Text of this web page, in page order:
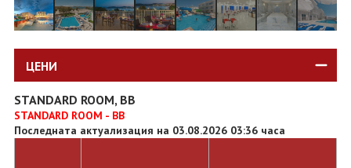
ЦЕНИ
STANDARD ROOM, BB
STANDARD ROOM - BB
Последната актуализация на 03.08.2026 03:36 часа